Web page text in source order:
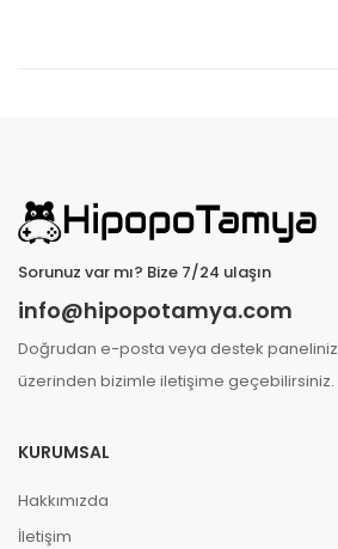
Sorunuz var mı? Bize 7/24 ulaşın
info@hipopotamya.com
Doğrudan e-posta veya destek paneliniz
üzerinden bizimle iletişime geçebilirsiniz.
KURUMSAL
Hakkımızda
İletişim